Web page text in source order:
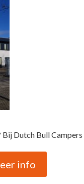
Dutch Bull Campers
info